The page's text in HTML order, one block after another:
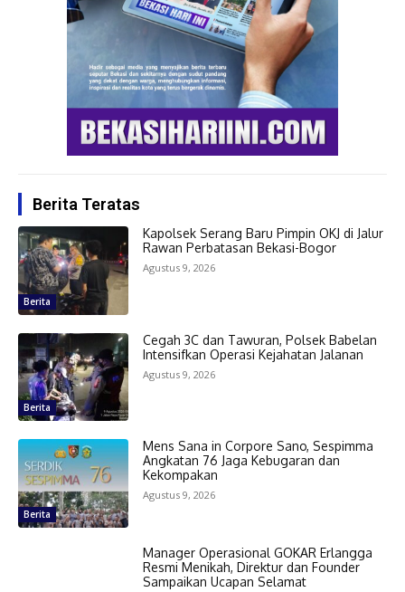
Berita Teratas
Berita
Kapolsek Serang Baru Pimpin OKJ di Jalur
Rawan Perbatasan Bekasi-Bogor
Agustus 9, 2026
Berita
Cegah 3C dan Tawuran, Polsek Babelan
Intensifkan Operasi Kejahatan Jalanan
Agustus 9, 2026
Berita
Mens Sana in Corpore Sano, Sespimma
Angkatan 76 Jaga Kebugaran dan
Kekompakan
Agustus 9, 2026
Manager Operasional GOKAR Erlangga
Resmi Menikah, Direktur dan Founder
Sampaikan Ucapan Selamat